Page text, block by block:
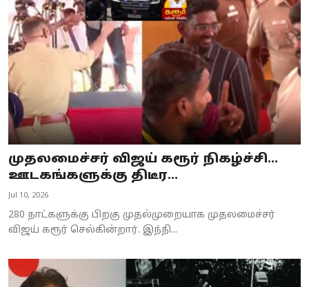
முதலமைச்சர் விஜய் கரூர் நிகழ்ச்சி...
ஊடகங்களுக்கு திடீர...
Jul 10, 2026
280 நாட்களுக்கு பிறகு முதல்முறையாக முதலமைச்சர்
விஜய் கரூர் செல்கின்றார். இந்நி...